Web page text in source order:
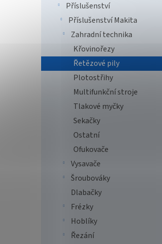
Příslušenství
Příslušenství Makita
Zahradní technika
Křovinořezy
Řetězové pily
Plotostřihy
Multifunkční stroje
Tlakové myčky
Sekačky
Ostatní
Ofukovače
Vysavače
Šroubováky
Dlabačky
Frézky
Hoblíky
Řezání